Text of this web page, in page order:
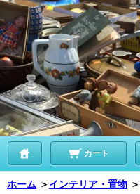
カート
ホーム ＞ インテリア・置物 ＞